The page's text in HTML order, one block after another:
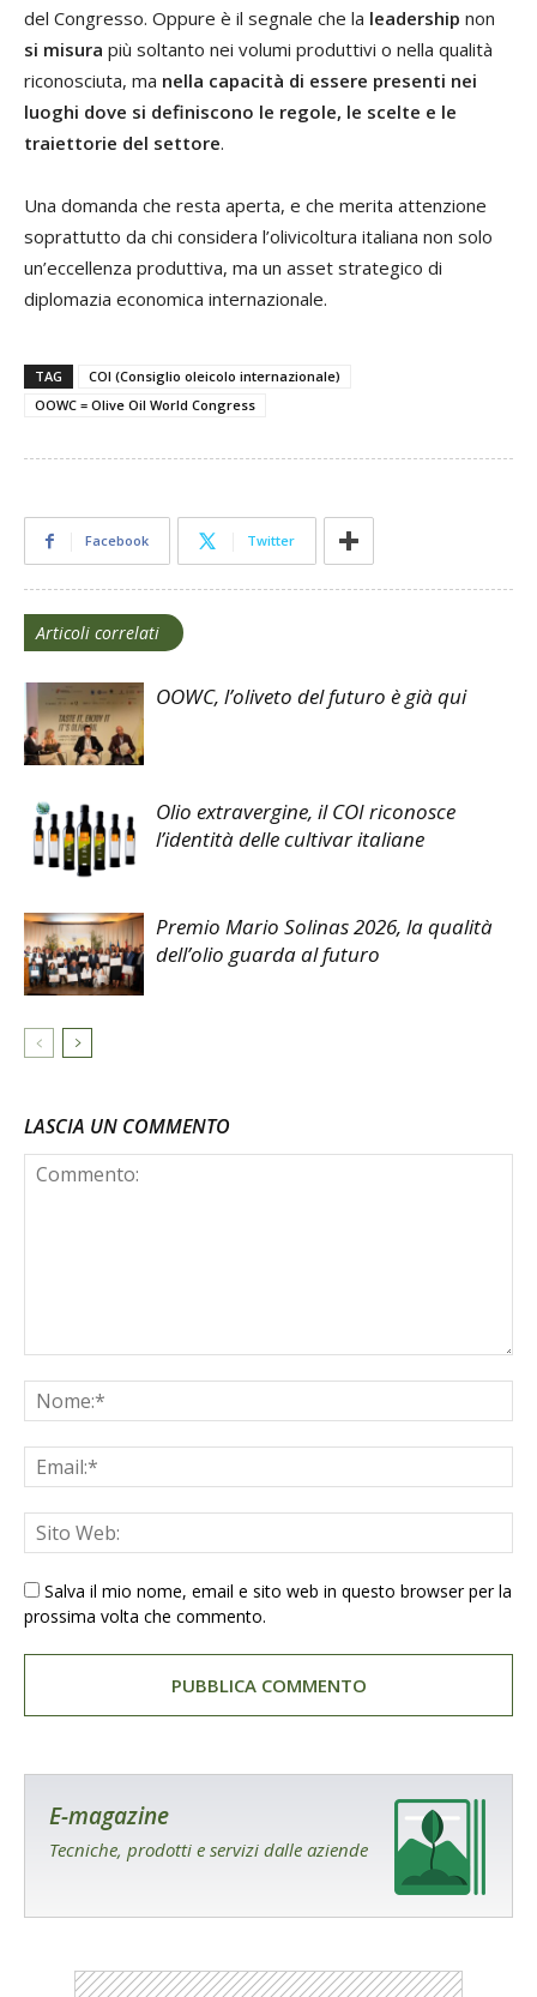
del Congresso. Oppure è il segnale che la leadership non
si misura più soltanto nei volumi produttivi o nella qualità
riconosciuta, ma nella capacità di essere presenti nei
luoghi dove si definiscono le regole, le scelte e le
traiettorie del settore.
Una domanda che resta aperta, e che merita attenzione
soprattutto da chi considera l’olivicoltura italiana non solo
un’eccellenza produttiva, ma un asset strategico di
diplomazia economica internazionale.
TAG
COI (Consiglio oleicolo internazionale)
OOWC = Olive Oil World Congress
Facebook Twitter
Articoli correlati
OOWC, l’oliveto del futuro è già qui
Olio extravergine, il COI riconosce
l’identità delle cultivar italiane
Premio Mario Solinas 2026, la qualità
dell’olio guarda al futuro
LASCIA UN COMMENTO
Salva il mio nome, email e sito web in questo browser per la
prossima volta che commento.
E-magazine
Tecniche, prodotti e servizi dalle aziende